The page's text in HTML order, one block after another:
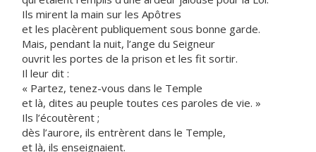
Ils mirent la main sur les Apôtres
et les placèrent publiquement sous bonne garde.
Mais, pendant la nuit, l’ange du Seigneur
ouvrit les portes de la prison et les fit sortir.
Il leur dit :
« Partez, tenez-vous dans le Temple
et là, dites au peuple toutes ces paroles de vie. »
Ils l’écoutèrent ;
dès l’aurore, ils entrèrent dans le Temple,
et là, ils enseignaient.